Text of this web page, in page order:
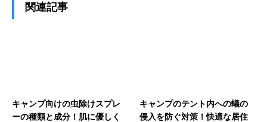
関連記事
キャンプ向けの虫除けスプレ
ーの種類と成分！肌に優しく
キャンプのテント内への蟻の
侵入を防ぐ対策！快適な居住